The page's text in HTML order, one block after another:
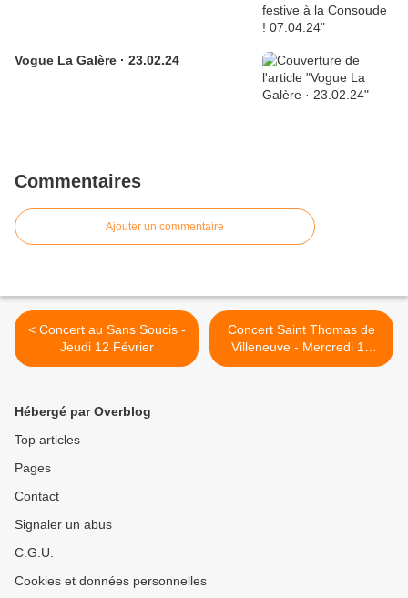
Vogue La Galère · 23.02.24
Commentaires
Ajouter un commentaire
< Concert au Sans Soucis -
Jeudi 12 Février
Concert Saint Thomas de
Villeneuve - Mercredi 18
Février >
Hébergé par Overblog
Top articles
Pages
Contact
Signaler un abus
C.G.U.
Cookies et données personnelles